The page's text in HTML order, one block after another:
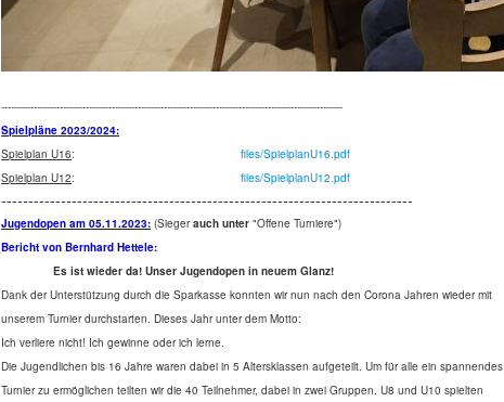
---------------------------------------------------------------------------------------------------------
Spielpläne 2023/2024:
Spielplan U16:files/SpielplanU16.pdf
Spielplan U12: files/SpielplanU12.pdf
----------------------------------------------------------------------------
Jugendopen am 05.11.2023: (Siegerauch unter "Offene Turniere")
Bericht von Bernhard Hettele:
Es ist wieder da! Unser Jugendopen in neuem Glanz!
Dank der Unterstützung durch die Sparkasse konnten wir nun nach den Corona Jahren wiedermit
unserem Turnier durchstarten. Dieses Jahr unter dem Motto:
Ich verliere nicht! Ich gewinne oder ichlerne.
Die Jugendlichen bis 16 Jahre waren dabei in 5 Altersklassen aufgeteilt. Um für alle ein spannendes
Turnier zu ermöglichen teilten wir die 40 Teilnehmer, dabei in zwei Gruppen. U8 und U10 spielten